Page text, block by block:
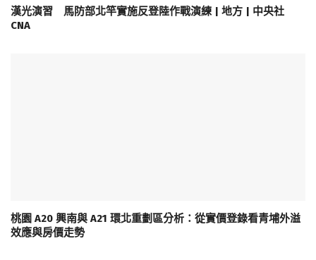
漢光演習 馬防部北竿實施反登陸作戰演練 | 地方 | 中央社
CNA
桃園 A20 興南與 A21 環北重劃區分析：從實價登錄看青埔外溢
效應與房價走勢